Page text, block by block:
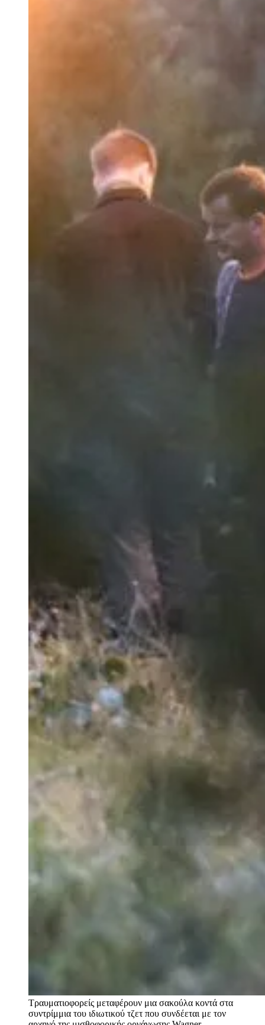
Τραυματιοφορείς μεταφέρουν μια σακούλα κοντά στα
συντρίμμια του ιδιωτικού τζετ που συνδέεται με τον